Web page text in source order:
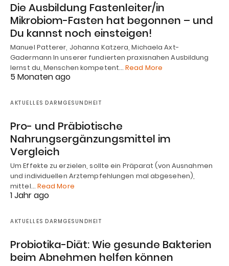
Die Ausbildung Fastenleiter/in
Mikrobiom-Fasten hat begonnen – und
Du kannst noch einsteigen!
Manuel Patterer, Johanna Katzera, Michaela Axt-
Gadermann In unserer fundierten praxisnahen Ausbildung
lernst du, Menschen kompetent…Read More
5 Monaten ago
AKTUELLES DARMGESUNDHEIT
Pro- und Präbiotische
Nahrungsergänzungsmittel im
Vergleich
Um Effekte zu erzielen, sollte ein Präparat (von Ausnahmen
und individuellen Arztempfehlungen mal abgesehen),
mittel… Read More
1 Jahr ago
AKTUELLES DARMGESUNDHEIT
Probiotika-Diät: Wie gesunde Bakterien
beim Abnehmen helfen können